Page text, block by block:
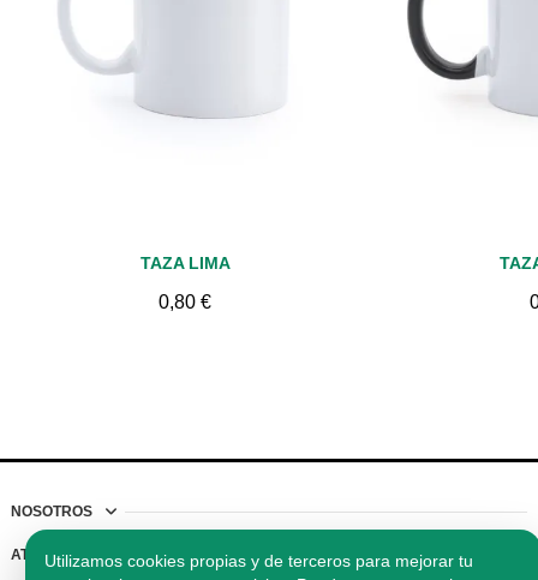
Vista rápida
TAZA LIMA
0,80 €
NOSOTROS
ATENCIÓN AL CLIENTE
Utilizamos cookies propias y de terceros para mejorar tu